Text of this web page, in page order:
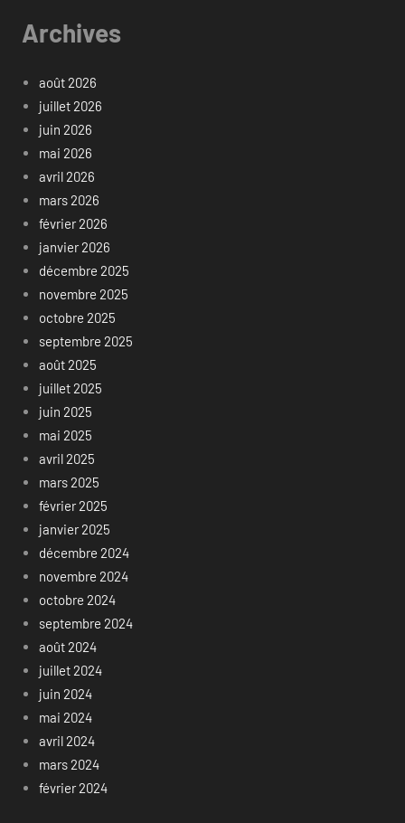
Archives
août 2026
juillet 2026
juin 2026
mai 2026
avril 2026
mars 2026
février 2026
janvier 2026
décembre 2025
novembre 2025
octobre 2025
septembre 2025
août 2025
juillet 2025
juin 2025
mai 2025
avril 2025
mars 2025
février 2025
janvier 2025
décembre 2024
novembre 2024
octobre 2024
septembre 2024
août 2024
juillet 2024
juin 2024
mai 2024
avril 2024
mars 2024
février 2024